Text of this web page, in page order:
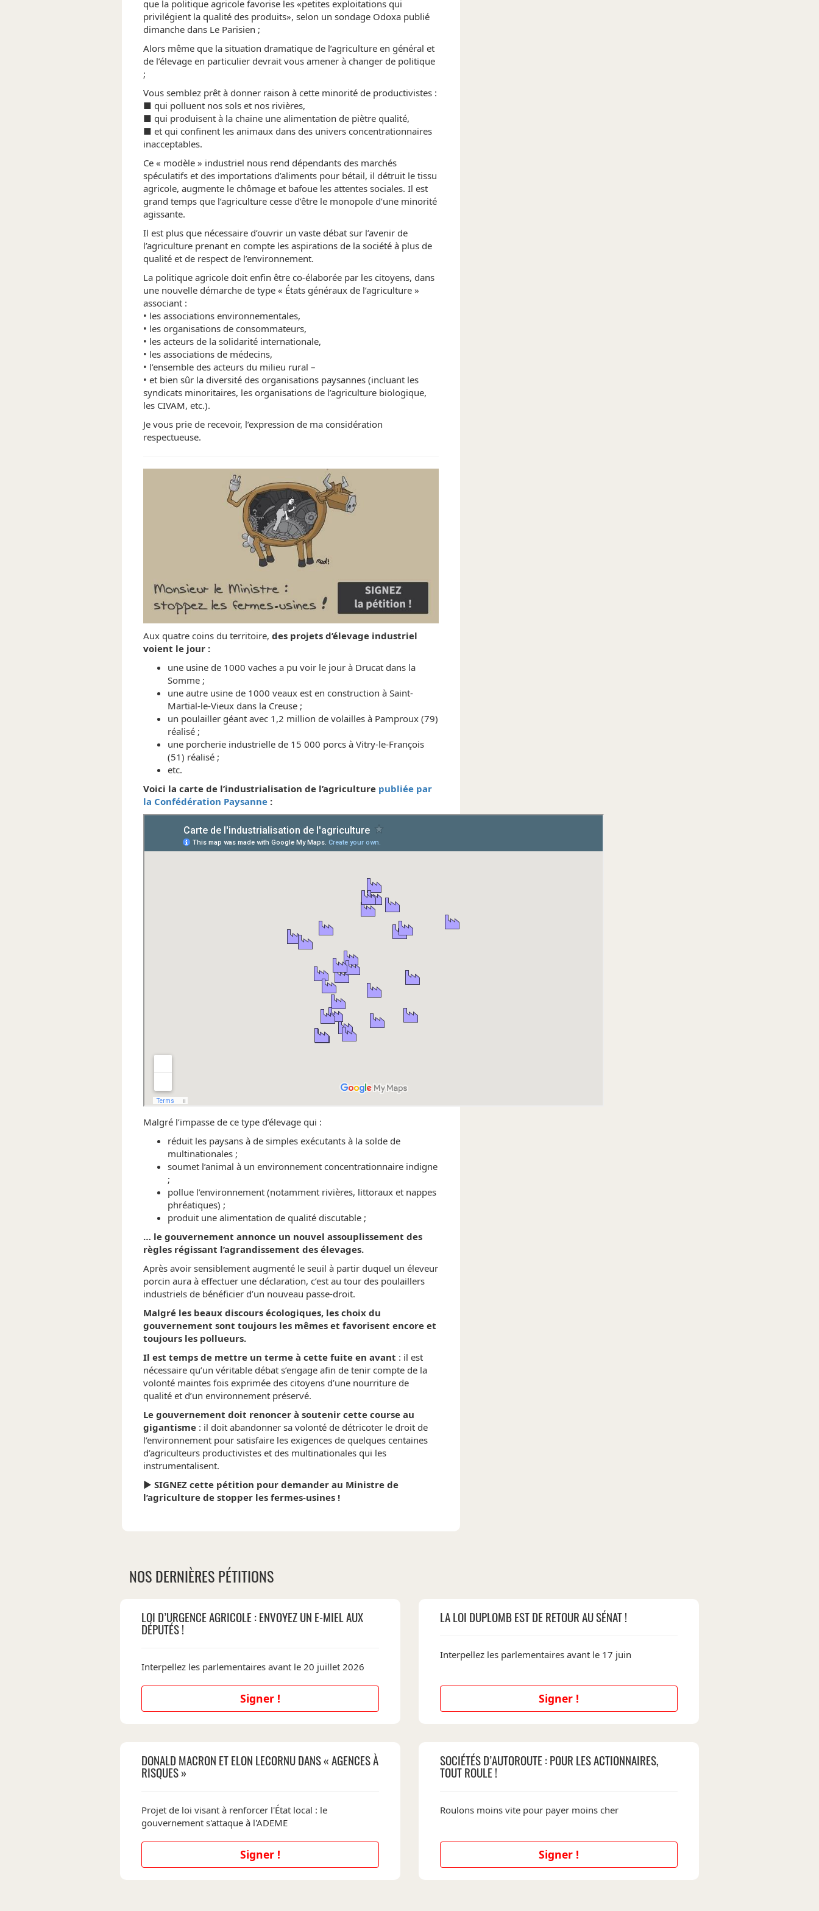
que la politique agricole favorise les «petites exploitations qui
privilégient la qualité des produits», selon un sondage Odoxa publié
dimanche dans Le Parisien ;
Alors même que la situation dramatique de l’agriculture en général et
de l’élevage en particulier devrait vous amener à changer de politique
;
Vous semblez prêt à donner raison à cette minorité de productivistes :
■ qui polluent nos sols et nos rivières,
■ qui produisent à la chaine une alimentation de piètre qualité,
■ et qui confinent les animaux dans des univers concentrationnaires
inacceptables.
Ce « modèle » industriel nous rend dépendants des marchés
spéculatifs et des importations d’aliments pour bétail, il détruit le tissu
agricole, augmente le chômage et bafoue les attentes sociales. Il est
grand temps que l’agriculture cesse d’être le monopole d’une minorité
agissante.
Il est plus que nécessaire d’ouvrir un vaste débat sur l’avenir de
l’agriculture prenant en compte les aspirations de la société à plus de
qualité et de respect de l’environnement.
La politique agricole doit enfin être co-élaborée par les citoyens, dans
une nouvelle démarche de type « États généraux de l’agriculture »
associant :
• les associations environnementales,
• les organisations de consommateurs,
• les acteurs de la solidarité internationale,
• les associations de médecins,
• l’ensemble des acteurs du milieu rural –
• et bien sûr la diversité des organisations paysannes (incluant les
syndicats minoritaires, les organisations de l’agriculture biologique,
les CIVAM, etc.).
Je vous prie de recevoir, l’expression de ma considération
respectueuse.
Aux quatre coins du territoire, des projets d’élevage industriel
voient le jour :
une usine de 1000 vaches a pu voir le jour à Drucat dans la
Somme ;
une autre usine de 1000 veaux est en construction à Saint-
Martial-le-Vieux dans la Creuse ;
un poulailler géant avec 1,2 million de volailles à Pamproux (79)
réalisé ;
une porcherie industrielle de 15 000 porcs à Vitry-le-François
(51) réalisé ;
etc.
Voici la carte de l’industrialisation de l’agriculture publiée par
la Confédération Paysanne:
Malgré l’impasse de ce type d’élevage qui :
réduit les paysans à de simples exécutants à la solde de
multinationales ;
soumet l’animal à un environnement concentrationnaire indigne
;
pollue l’environnement (notamment rivières, littoraux et nappes
phréatiques) ;
produit une alimentation de qualité discutable ;
… le gouvernement annonce un nouvel assouplissement des
règles régissant l’agrandissement des élevages.
Après avoir sensiblement augmenté le seuil à partir duquel un éleveur
porcin aura à effectuer une déclaration, c’est au tour des poulaillers
industriels de bénéficier d’un nouveau passe-droit.
Malgré les beaux discours écologiques, les choix du
gouvernement sont toujours les mêmes et favorisent encore et
toujours les pollueurs.
Il est temps de mettre un terme à cette fuite en avant : il est
nécessaire qu’un véritable débat s’engage afin de tenir compte de la
volonté maintes fois exprimée des citoyens d’une nourriture de
qualité et d’un environnement préservé.
Le gouvernement doit renoncer à soutenir cette course au
gigantisme: il doit abandonner sa volonté de détricoter le droit de
l’environnement pour satisfaire les exigences de quelques centaines
d’agriculteurs productivistes et des multinationales qui les
instrumentalisent.
► SIGNEZ cette pétition pour demander au Ministre de
l’agriculture de stopper les fermes-usines !
NOS DERNIÈRES PÉTITIONS
LOI D’URGENCE AGRICOLE : ENVOYEZ UN E-MIEL AUX
DÉPUTÉS !
Interpellez les parlementaires avant le 20 juillet 2026
Signer !
LA LOI DUPLOMB EST DE RETOUR AU SÉNAT !
Interpellez les parlementaires avant le 17 juin
Signer !
DONALD MACRON ET ELON LECORNU DANS « AGENCES À
RISQUES »
Projet de loi visant à renforcer l'État local : le
gouvernement s'attaque à l'ADEME
Signer !
SOCIÉTÉS D’AUTOROUTE : POUR LES ACTIONNAIRES,
TOUT ROULE !
Roulons moins vite pour payer moins cher
Signer !